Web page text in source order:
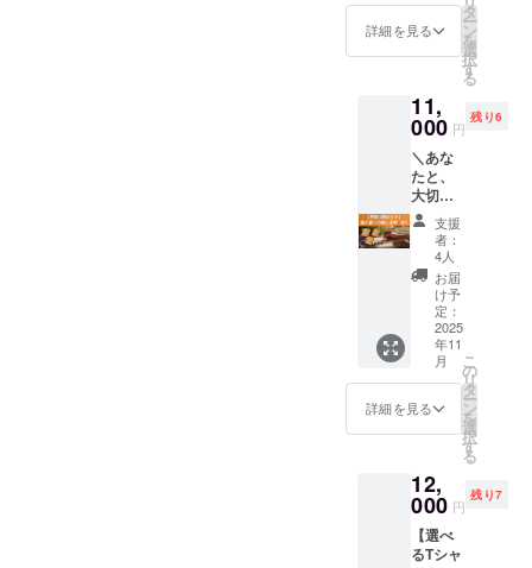
愛する
香水づ
Fragran
ce〜 蠍
座の再
生と深
いつな
がりの
エネル
ギーに
ちなん
だ “私を
癒し、
芯から
満たす
香り”を
か？ 完
成した
は、 冬
至や元
旦に向
けて熟
成させ
の癒し
手帳
ジ予定/
カバー
色オレ
ンジ系
統） こ
の日の
月は
「言
葉・
風・軽
やか
さ」の
象徴・
双子
座。 1
めくく
りと新
タート
を、香
りとと
もに感
読み
メッ
2026年
のテー
わせた
限定ア
ロマス
プレー
（星ア
ロマオ
リジナ
ル） 想
いを込
めたお
礼の
メッ
カード
スプ
お届け
するア
ロマス
プレー
は、
ライフ
で定期
クラフ
トの
ワーク
ショッ
プ（リ
アルや
オンラ
イン）
を ご体
験いた
だけま
す。
「季節
の変わ
り目に
ぴった
りなク
流れに
寄り添
フケア
アイテ
なたへ
＼応援
の気持
ちだけ
じゅう
ぶんう
れし
い！／
星と香
りの手
帳プロ
ジェク
トを
「ただ
ただ応
援する
よ！」
という
あたた
かな想
いに、
て。 こ
のリ
ターン
では、
リター
詳細を見る
タ
ー
ン
を
選
択
す
る
11,
000 円
残り6
＼あな
たと、
大切な
人に
も。“星
と香
り”の癒
しを贈
ろう／
2026年
の一年
が、笑
顔と優
しさで
満たさ
れます
に。 こ
のリ
ターン
に含ま
れるも
支援
者：
4人
お届
け予
定：
2025
年11
月
詳細を見る
こ
の
リ
タ
ー
ン
を
選
択
す
る
12,
000 円
残り7
【選べ
るTシャ